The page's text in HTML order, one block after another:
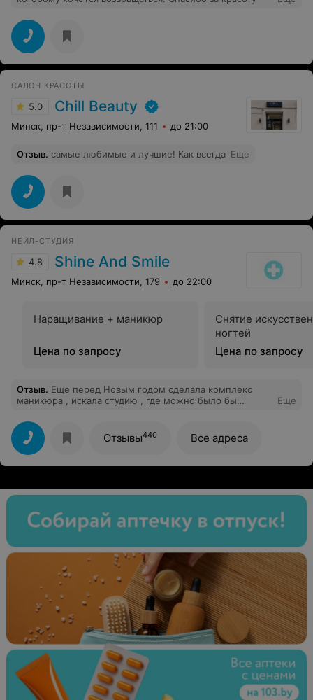
САЛОН КРАСОТЫ
5.0 Chill Beauty
Минск, пр-т Независимости, 111 до 21:00
Отзыв. самые любимые и лучшие! Как всегда Еще
НЕЙЛ-СТУДИЯ
4.8 Shine And Smile
Минск, пр-т Независимости, 179 до 22:00
Наращивание + маникюр
Цена по запросу
Снятие
ногтей
Цена по запросу
Отзыв. Еще перед Новым годом сделала комплекс
маникюра , искала студию , где можно было бы
и отличный маникюр подарили феи - сотрудницы
студии! Спасибо огромное ! Получила много
комплиментов на корпоративе за мой новогодний
маникюр
Еще
Отзывы440 Все адреса